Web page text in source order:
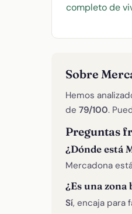
completo de
Sobre
Hemos
de 79/100.
Preguntas
¿Dónde está
Mercadona
¿Es una
Sí, encaja para